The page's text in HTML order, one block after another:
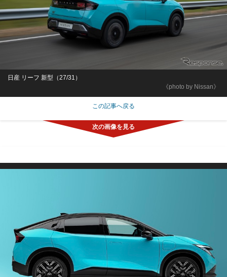
《photo by Nissan》
日産 リーフ 新型（27/31）
この記事へ戻る